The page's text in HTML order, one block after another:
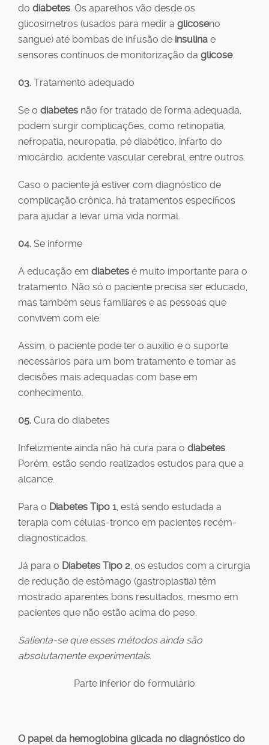
do diabetes. Os aparelhos vão desde os
glicosímetros (usados para medir a glicoseno
sangue) até bombas de infusão de insulina e
sensores contínuos de monitorização da glicose.
03. Tratamento adequado
Se o diabetes não for tratado de forma adequada,
podem surgir complicações, como retinopatia,
nefropatia, neuropatia, pé diabético, infarto do
miocárdio, acidente vascular cerebral, entre outros.
Caso o paciente já estiver com diagnóstico de
complicação crônica, há tratamentos específicos
para ajudar a levar uma vida normal.
04. Se informe
A educação em diabetes é muito importante para o
tratamento. Não só o paciente precisa ser educado,
mas também seus familiares e as pessoas que
convivem com ele.
Assim, o paciente pode ter o auxílio e o suporte
necessários para um bom tratamento e tomar as
decisões mais adequadas com base em
conhecimento.
05. Cura do diabetes
Infelizmente ainda não há cura para o diabetes.
Porém, estão sendo realizados estudos para que a
alcance.
Para o Diabetes Tipo 1, está sendo estudada a
terapia com células-tronco em pacientes recém-
diagnosticados.
Já para o Diabetes Tipo 2, os estudos com a cirurgia
de redução de estômago (gastroplastia) têm
mostrado aparentes bons resultados, mesmo em
pacientes que não estão acima do peso.
Salienta-se que esses métodos ainda são
absolutamente experimentais.
Parte inferior do formulário
O papel da hemoglobina glicada no diagnóstico do